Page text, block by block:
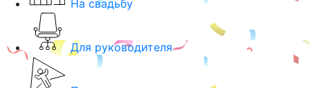
На свадьбу
Для руководителя